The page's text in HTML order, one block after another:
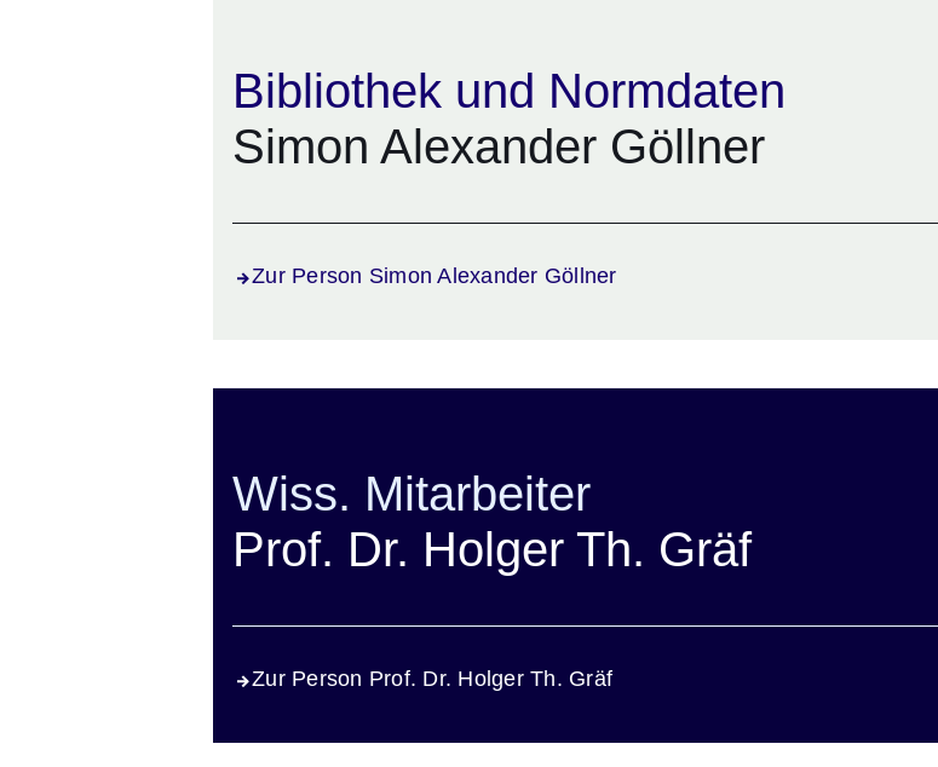
Bibliothek und Normdaten
Simon Alexander Göllner
Zur Person Simon Alexander Göllner
Wiss. Mitarbeiter
Prof. Dr. Holger Th. Gräf
Zur Person Prof. Dr. Holger Th. Gräf